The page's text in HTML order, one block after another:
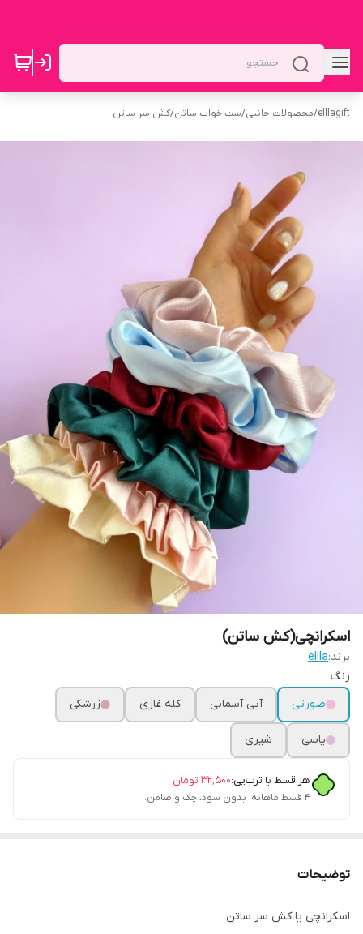
elllagift
/محصولات جانبی/ست خواب ساتن/کش سر ساتن
اسکرانچی(کش ساتن)
برند:ellla
رنگ
صورتی
آبی آسمانی کله غازی زرشکی
یاسی شیری
هر قسط با ترب‌پی:۳۲٬۵۰۰ تومان
۴ قسط ماهانه. بدون سود، چک و ضامن.
توضیحات
اسکرانچی یا کش سر ساتن